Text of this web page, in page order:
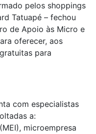
pelos shoppings
Tatuapé – fechou
de Apoio às Micro e
oferecer, aos
gratuitas para
com especialistas
a:
microempresa